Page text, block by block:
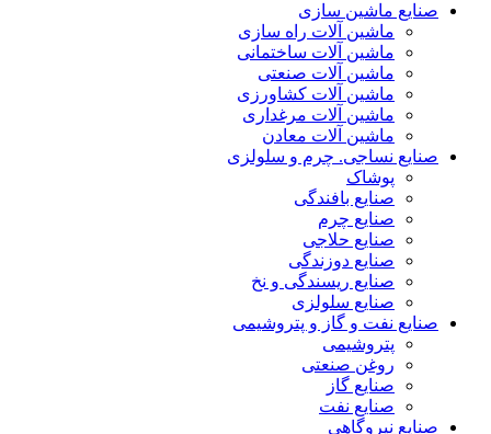
صنایع ماشین سازی
ماشین آلات راه سازی
ماشین آلات ساختمانی
ماشین آلات صنعتی
ماشین آلات کشاورزی
ماشین آلات مرغداری
ماشین آلات معادن
صنایع نساجی. چرم و سلولزی
پوشاک
صنایع بافندگی
صنایع چرم
صنایع حلاجی
صنایع دوزندگی
صنایع ریسندگی و نخ
صنایع سلولزی
صنایع نفت و گاز و پتروشیمی
پتروشیمی
روغن صنعتی
صنایع گاز
صنایع نفت
صنایع نیروگاهی